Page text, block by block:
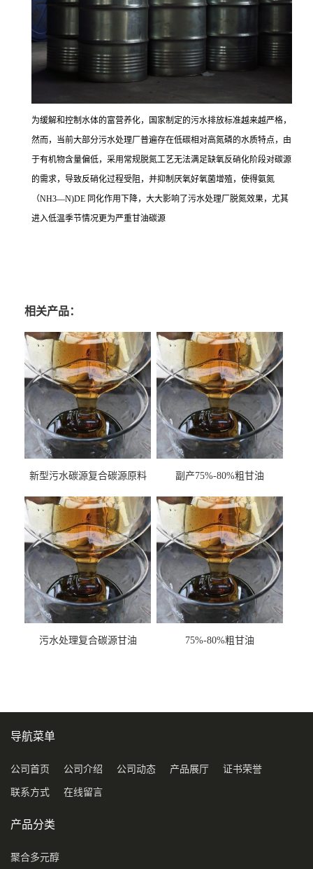
为缓解和控制水体的富营养化，国家制定的污水排放标准越来越严格，
然而，当前大部分污水处理厂普遍存在低碳相对高氮磷的水质特点，由
于有机物含量偏低，采用常规脱氮工艺无法满足缺氧反硝化阶段对碳源
的需求，导致反硝化过程受阻，并抑制厌氧好氧菌增殖，使得氨氮
（NH3—N)DE 同化作用下降，大大影响了污水处理厂脱氮效果，尤其
进入低温季节情况更为严重甘油碳源
相关产品：
新型污水碳源复合碳源原料
副产75%-80%粗甘油
污水处理复合碳源甘油
75%-80%粗甘油
导航菜单
公司首页 公司介绍 公司动态 产品展厅 证书荣誉
联系方式 在线留言
产品分类
聚合多元醇